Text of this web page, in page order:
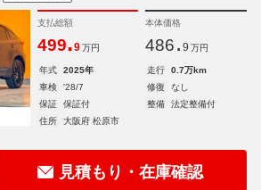
支払総額
499.9 万円
本体価格
486. 9 万円
年式 2025年 走行
0.7万km
車検
'28/7 修復
なし
保証
保証付 整備
法定整備付
住所
大阪府 松原市
見積もり・在庫確認